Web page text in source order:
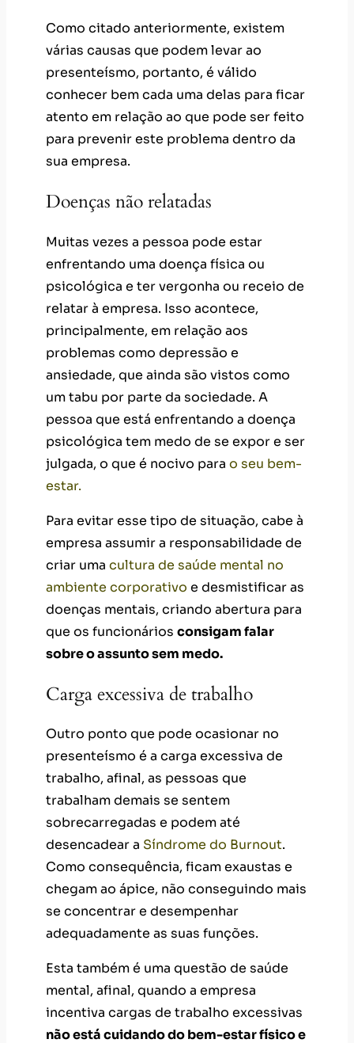
Como citado anteriormente, existem
várias causas que podem levar ao
presenteísmo, portanto, é válido
conhecer bem cada uma delas para ficar
atento em relação ao que pode ser feito
para prevenir este problema dentro da
sua empresa.
Doenças não relatadas
Muitas vezes a pessoa pode estar
enfrentando uma doença física ou
psicológica e ter vergonha ou receio de
relatar à empresa. Isso acontece,
principalmente, em relação aos
problemas como depressão e
ansiedade, que ainda são vistos como
um tabu por parte da sociedade. A
pessoa que está enfrentando a doença
psicológica tem medo de se expor e ser
julgada, o que é nocivo para o seu bem-
estar.
Para evitar esse tipo de situação, cabe à
empresa assumir a responsabilidade de
criar uma cultura de saúde mental no
ambiente corporativo e desmistificar as
doenças mentais, criando abertura para
que os funcionários consigam falar
sobre o assunto sem medo.
Carga excessiva de trabalho
Outro ponto que pode ocasionar no
presenteísmo é a carga excessiva de
trabalho, afinal, as pessoas que
trabalham demais se sentem
sobrecarregadas e podem até
desencadear a Síndrome do Burnout.
Como consequência, ficam exaustas e
chegam ao ápice, não conseguindo mais
se concentrar e desempenhar
adequadamente as suas funções.
Esta também é uma questão de saúde
mental, afinal, quando a empresa
incentiva cargas de trabalho excessivas
não está cuidando do bem-estar físico e